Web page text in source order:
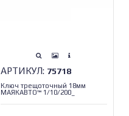
АРТИКУЛ: 75718
Ключ трещоточный 18мм
МАЯКАВТО™ 1/10/200_